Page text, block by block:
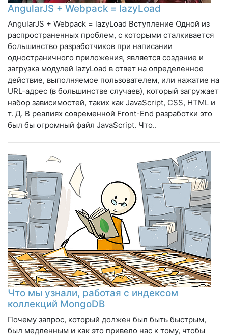
AngularJS + Webpack = lazyLoad
AngularJS + Webpack = lazyLoad Вступление Одной из
распространенных проблем, с которыми сталкивается
большинство разработчиков при написании
одностраничного приложения, является создание и
загрузка модулей lazyLoad в ответ на определенное
действие, выполняемое пользователем, или нажатие на
URL-адрес (в большинстве случаев), который загружает
набор зависимостей, таких как JavaScript, CSS, HTML и
т. Д. В реалиях современной Front-End разработки это
был бы огромный файл JavaScript. Что..
Что мы узнали, работая с индексом
коллекций MongoDB
Почему запрос, который должен был быть быстрым,
был медленным и как это привело нас к тому, чтобы